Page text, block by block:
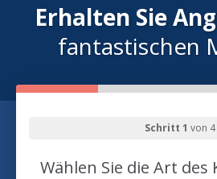
Erhalten Sie
fantastischen
Schritt 1 von 4
Wählen Sie die Art